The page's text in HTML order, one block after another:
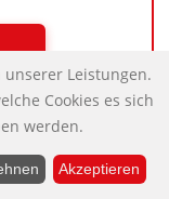
weitem wichtiger
Leistungen.
Cookies es sich
werden.
Akzeptieren